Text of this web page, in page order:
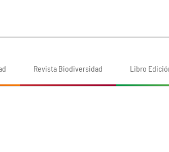
Revista Biodiversidad Libro